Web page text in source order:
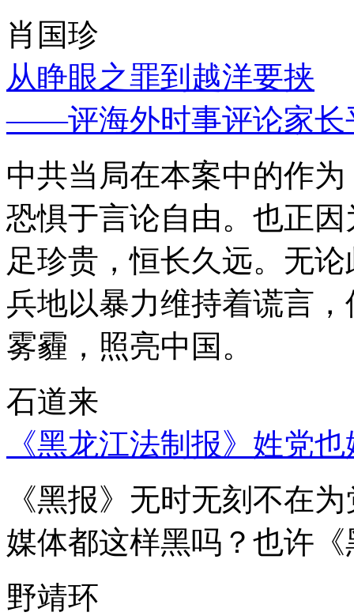
肖国珍
从睁眼之罪到越洋要挟
——评海外时事评论家长
中共当局在本案中的作
恐惧于言论自由。也正
足珍贵，恒长久远。无
兵地以暴力维持着谎言
雾霾，照亮中国。
石道来
《黑龙江法制报》姓党
《黑报》无时无刻不在
媒体都这样黑吗？也许
野靖环